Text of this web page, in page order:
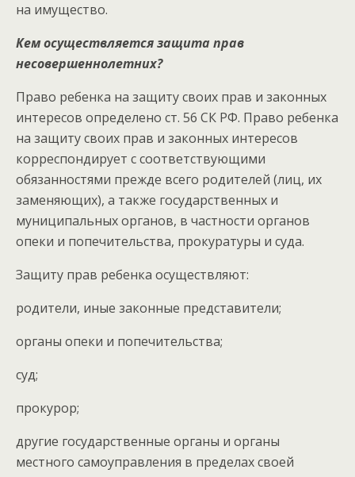
на имущество.
Кем осуществляется защита прав
несовершеннолетних?
Право ребенка на защиту своих прав и законных
интересов определено ст. 56 СК РФ. Право ребенка
на защиту своих прав и законных интересов
корреспондирует с соответствующими
обязанностями прежде всего родителей (лиц, их
заменяющих), а также государственных и
муниципальных органов, в частности органов
опеки и попечительства, прокуратуры и суда.
Защиту прав ребенка осуществляют:
родители, иные законные представители;
органы опеки и попечительства;
суд;
прокурор;
другие государственные органы и органы
местного самоуправления в пределах своей